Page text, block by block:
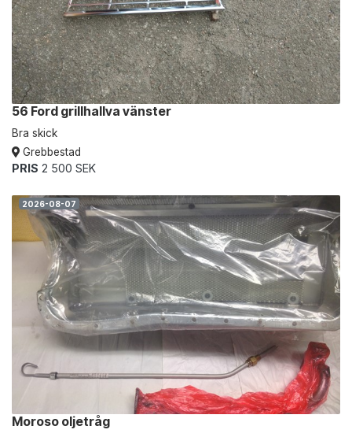
56 Ford grillhallva vänster
Bra skick
Grebbestad
PRIS 2 500 SEK
2026-08-07
Moroso oljetråg